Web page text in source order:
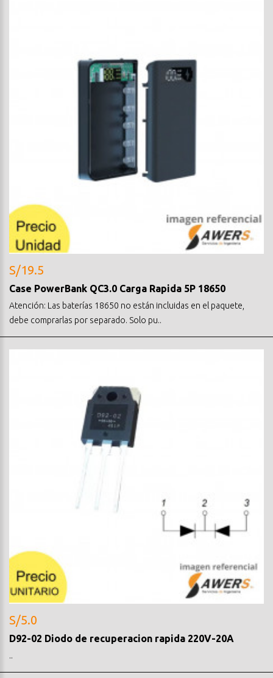
S/19.5
Case PowerBank QC3.0 Carga Rapida 5P 18650
Atención: Las baterías 18650 no están incluidas en el paquete,
debe comprarlas por separado. Solo pu..
S/5.0
D92-02 Diodo de recuperacion rapida 220V-20A
..